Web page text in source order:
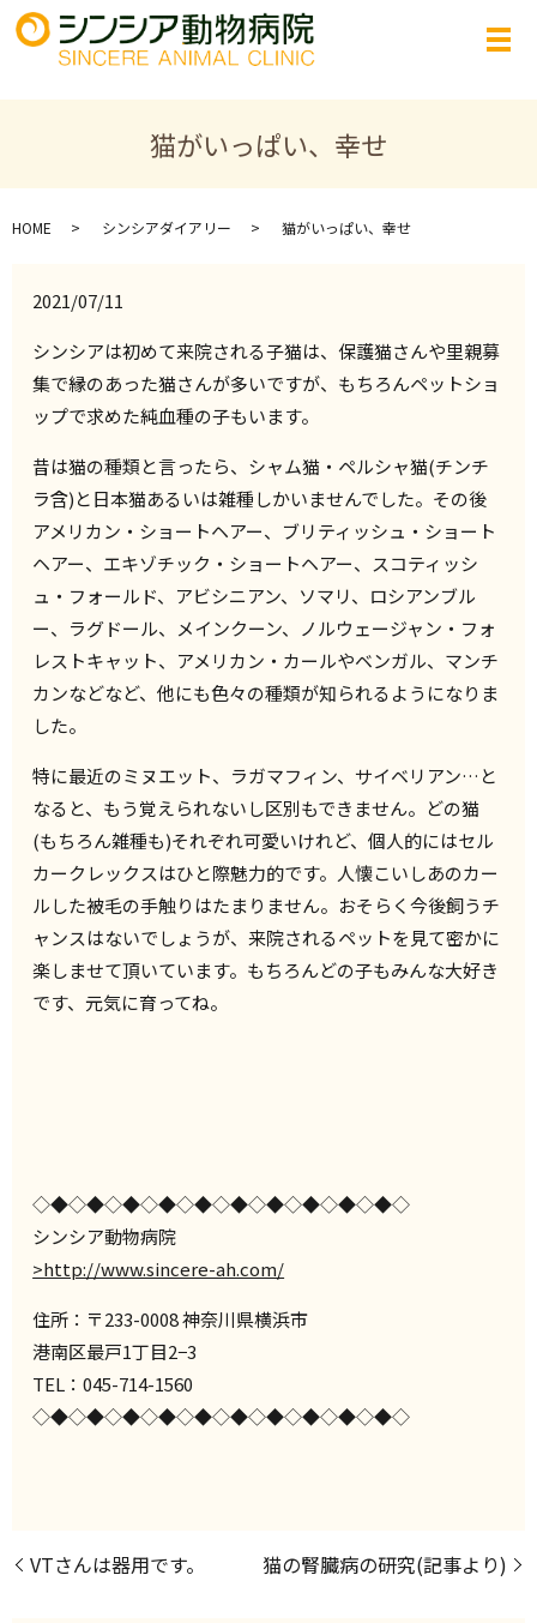
猫がいっぱい、幸せ
HOME シンシアダイアリー 猫がいっぱい、幸せ
2021/07/11
シンシアは初めて来院される子猫は、保護猫さんや里親募
集で縁のあった猫さんが多いですが、もちろんペットショ
ップで求めた純血種の子もいます。
昔は猫の種類と言ったら、シャム猫・ペルシャ猫(チンチ
ラ含)と日本猫あるいは雑種しかいませんでした。その後
アメリカン・ショートヘアー、ブリティッシュ・ショート
ヘアー、エキゾチック・ショートヘアー、スコティッシ
ュ・フォールド、アビシニアン、ソマリ、ロシアンブル
ー、ラグドール、メインクーン、ノルウェージャン・フォ
レストキャット、アメリカン・カールやベンガル、マンチ
カンなどなど、他にも色々の種類が知られるようになりま
した。
特に最近のミヌエット、ラガマフィン、サイベリアン…と
なると、もう覚えられないし区別もできません。どの猫
(もちろん雑種も)それぞれ可愛いけれど、個人的にはセル
カークレックスはひと際魅力的です。人懐こいしあのカー
ルした被毛の手触りはたまりません。おそらく今後飼うチ
ャンスはないでしょうが、来院されるペットを見て密かに
楽しませて頂いています。もちろんどの子もみんな大好き
です、元気に育ってね。
◇◆◇◆◇◆◇◆◇◆◇◆◇◆◇◆◇◆◇◆◇
シンシア動物病院
>http://www.sincere-ah.com/
住所：〒233-0008 神奈川県横浜市
港南区最戸1丁目2−3
TEL：045-714-1560
◇◆◇◆◇◆◇◆◇◆◇◆◇◆◇◆◇◆◇◆◇
VTさんは器用です。 猫の腎臓病の研究(記事より)